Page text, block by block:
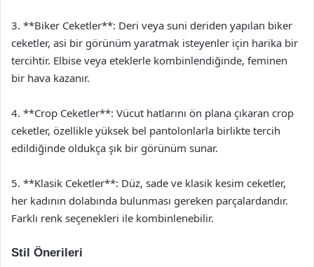
3. **Biker Ceketler**: Deri veya suni deriden yapılan biker
ceketler, asi bir görünüm yaratmak isteyenler için harika bir
tercihtir. Elbise veya eteklerle kombinlendiğinde, feminen
bir hava kazanır.
4. **Crop Ceketler**: Vücut hatlarını ön plana çıkaran crop
ceketler, özellikle yüksek bel pantolonlarla birlikte tercih
edildiğinde oldukça şık bir görünüm sunar.
5. **Klasik Ceketler**: Düz, sade ve klasik kesim ceketler,
her kadının dolabında bulunması gereken parçalardandır.
Farklı renk seçenekleri ile kombinlenebilir.
Stil Önerileri